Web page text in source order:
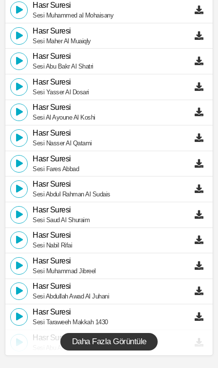
Hasr Suresi
Sesi Muhammed al Mohaisany
Hasr Suresi
Sesi Maher Al Muaiqly
Hasr Suresi
Sesi Abu Bakr Al Shatri
Hasr Suresi
Sesi Yasser Al Dosari
Hasr Suresi
Sesi Al Ayoune Al Koshi
Hasr Suresi
Sesi Nasser Al Qatami
Hasr Suresi
Sesi Fares Abbad
Hasr Suresi
Sesi Abdul Rahman Al Sudais
Hasr Suresi
Sesi Saud Al Shuraim
Hasr Suresi
Sesi Nabil Rifai
Hasr Suresi
Sesi Muhammad Jibreel
Hasr Suresi
Sesi Abdullah Awad Al Juhani
Hasr Suresi
Sesi Taraweeh Makkah 1430
Hasr Suresi
Sesi Abu Abdullah Al Mudhaffar
Daha Fazla Görüntüle